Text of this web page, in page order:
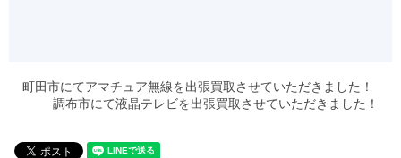
町田市にてアマチュア無線を出張買取させていただきました！
調布市にて液晶テレビを出張買取させていただきました！